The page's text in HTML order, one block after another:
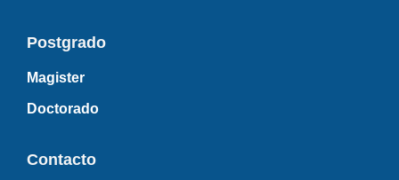
Postgrado
Magister
Doctorado
Contacto